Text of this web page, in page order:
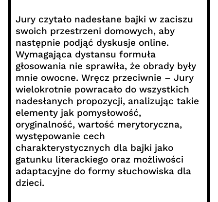
Jury czytało nadesłane bajki w zaciszu
swoich przestrzeni domowych, aby
następnie podjąć dyskusje online.
Wymagająca dystansu formuła
głosowania nie sprawiła, że obrady były
mnie owocne. Wręcz przeciwnie – Jury
wielokrotnie powracało do wszystkich
nadesłanych propozycji, analizując takie
elementy jak pomysłowość,
oryginalność, wartość merytoryczna,
występowanie cech
charakterystycznych dla bajki jako
gatunku literackiego oraz możliwości
adaptacyjne do formy słuchowiska dla
dzieci.